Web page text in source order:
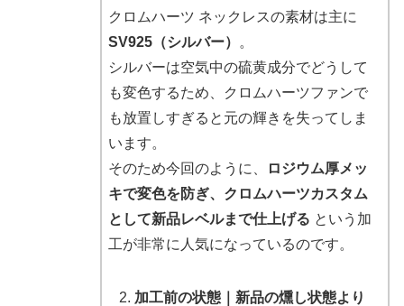
クロムハーツ ネックレスの素材は主に
SV925（シルバー）
。
シルバーは空気中の硫黄成分でどうして
も変色するため、クロムハーツファンで
も放置しすぎると元の輝きを失ってしま
います。
そのため今回のように、
ロジウム厚メッ
キで変色を防ぎ、クロムハーツカスタム
として新品レベルまで仕上げる という加
工が非常に人気になっているのです。
加工前の状態｜新品の燻し状態より